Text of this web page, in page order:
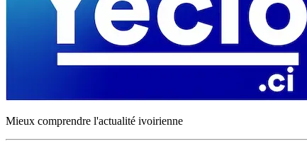
Mieux comprendre l'actualité ivoirienne